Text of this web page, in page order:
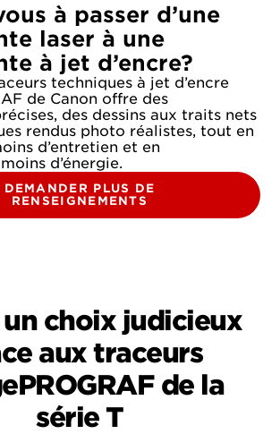
à passer d’une
laser à une
à jet d’encre?
techniques à jet d’encre
de Canon offre des
des dessins aux traits nets
rendus photo réalistes, tout en
d’entretien et en
d’énergie.
DEMANDER PLUS DE
RENSEIGNEMENTS
un choix judicieux
aux traceurs
de la
série T